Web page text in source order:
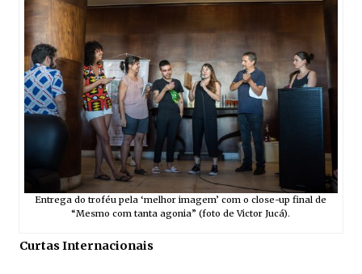
Entrega do troféu pela ‘melhor imagem’ com o close-up final de
“Mesmo com tanta agonia” (foto de Victor Jucá).
Curtas Internacionais